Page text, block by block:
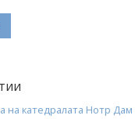
на катедралата Нотр